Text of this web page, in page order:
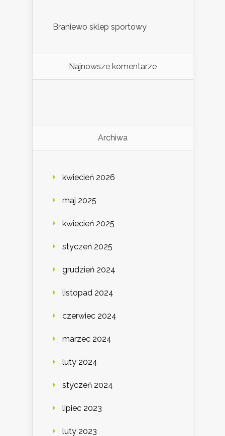
Braniewo sklep sportowy
Najnowsze komentarze
Archiwa
kwiecień 2026
maj 2025
kwiecień 2025
styczeń 2025
grudzień 2024
listopad 2024
czerwiec 2024
marzec 2024
luty 2024
styczeń 2024
lipiec 2023
luty 2023